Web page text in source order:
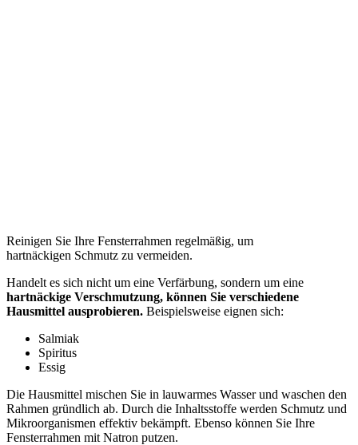
Reinigen Sie Ihre Fensterrahmen regelmäßig, um
hartnäckigen Schmutz zu vermeiden.
Handelt es sich nicht um eine Verfärbung, sondern um eine
hartnäckige Verschmutzung, können Sie verschiedene
Hausmittel ausprobieren. Beispielsweise eignen sich:
Salmiak
Spiritus
Essig
Die Hausmittel mischen Sie in lauwarmes Wasser und waschen den
Rahmen gründlich ab. Durch die Inhaltsstoffe werden Schmutz und
Mikroorganismen effektiv bekämpft. Ebenso können Sie Ihre
Fensterrahmen mit Natron putzen.